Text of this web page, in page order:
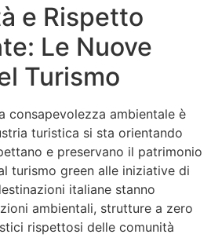
e Rispetto
Le Nuove
Turismo
consapevolezza ambientale è
turistica si sta orientando
e preservano il patrimonio
turismo green alle iniziative di
italiane stanno
ambientali, strutture a zero
rispettosi delle comunità